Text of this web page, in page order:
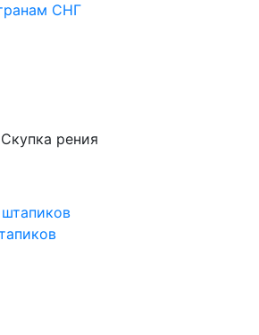
СНГ
Скупка рения